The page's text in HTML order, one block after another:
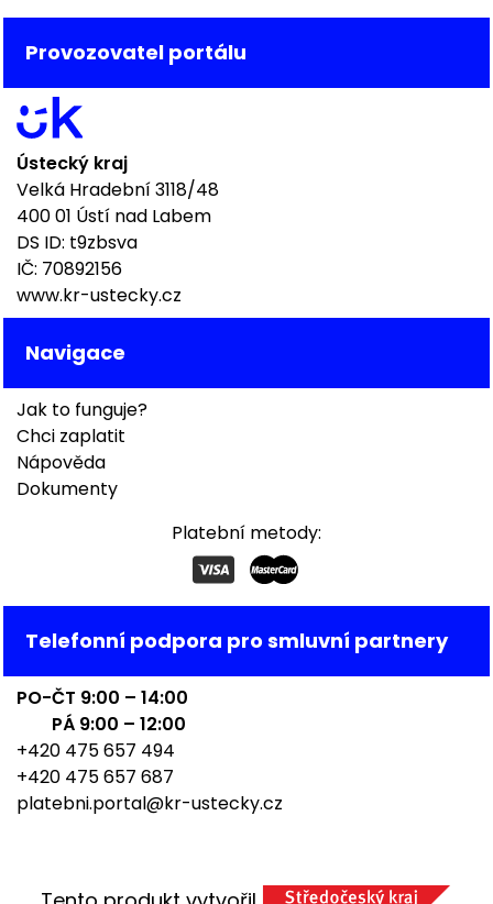
Provozovatel portálu
Ústecký kraj
Velká Hradební 3118/48
400 01 Ústí nad Labem
DS ID: t9zbsva
IČ: 70892156
www.kr-ustecky.cz
Navigace
Jak to funguje?
Chci zaplatit
Nápověda
Dokumenty
Platební metody:
Telefonní podpora pro smluvní partnery
PO-ČT 9:00 – 14:00
PÁ 9:00 – 12:00
+420 475 657 494
+420 475 657 687
platebni.portal@kr-ustecky.cz